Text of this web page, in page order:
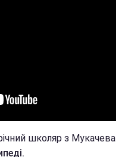
школяр з Мукачева